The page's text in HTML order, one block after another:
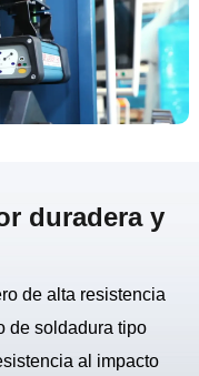
duradera y
de alta resistencia
de soldadura tipo
al impacto